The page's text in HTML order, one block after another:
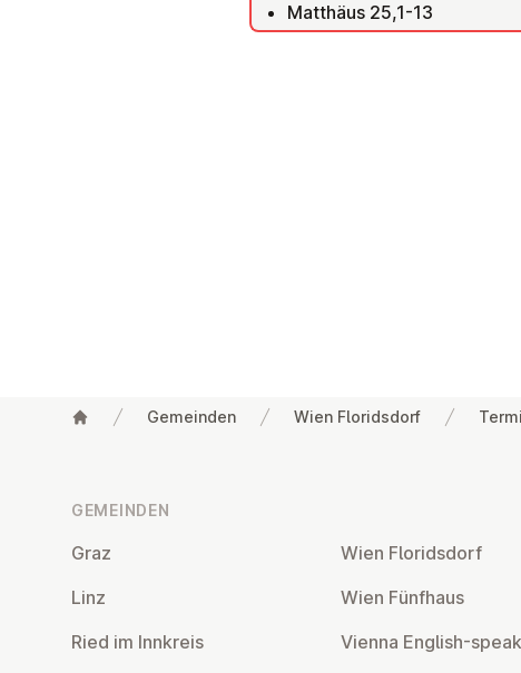
Matthäus 25,1-13
Gemeinden Wien Floridsdorf
GEMEINDEN
Graz
Linz
Ried im Innkreis
Wien Flo­rids­dorf
Wien Fünfhaus
Vienna English-